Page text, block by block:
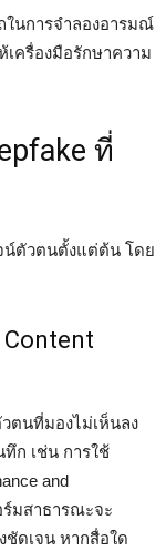
ในการจำลองอารมณ์
ครื่องมือรักษาความ
ที่
น์ตัวตนตั้งแต่ต้น โดย
ตนที่มองไม่เห็นลง
ก เช่น การใช้
and
มสาธารณะจะ
ชัดเจน หากสื่อใด